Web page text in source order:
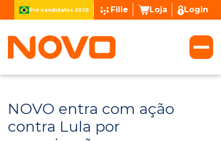
Pré-candidatos 2026 Filie Loja Login
NOVO entra com ação
contra Lula por